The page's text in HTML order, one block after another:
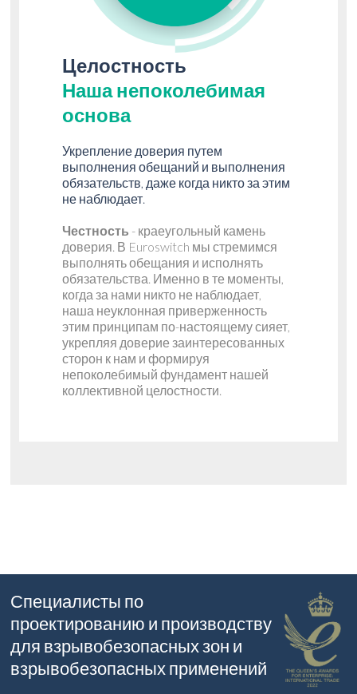
Целостность
Наша непоколебимая
основа
Укрепление доверия путем
выполнения обещаний и выполнения
обязательств, даже когда никто за этим
не наблюдает.
Честность - краеугольный камень
доверия. В Euroswitch мы стремимся
выполнять обещания и исполнять
обязательства. Именно в те моменты,
когда за нами никто не наблюдает,
наша неуклонная приверженность
этим принципам по-настоящему сияет,
укрепляя доверие заинтересованных
сторон к нам и формируя
непоколебимый фундамент нашей
коллективной целостности.
Специалисты по
проектированию и производству
для взрывобезопасных зон и
взрывобезопасных применений